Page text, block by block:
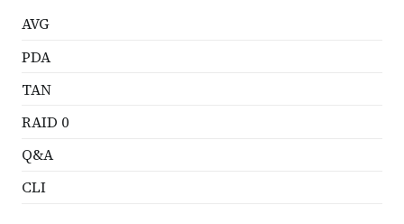
AVG
PDA
TAN
RAID 0
Q&A
CLI